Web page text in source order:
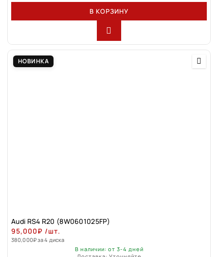
В КОРЗИНУ
НОВИНКА
Audi RS4 R20 (8W0601025FP)
95,000₽ /шт.
380,000₽за 4 диска
В наличии: от 3-4 дней